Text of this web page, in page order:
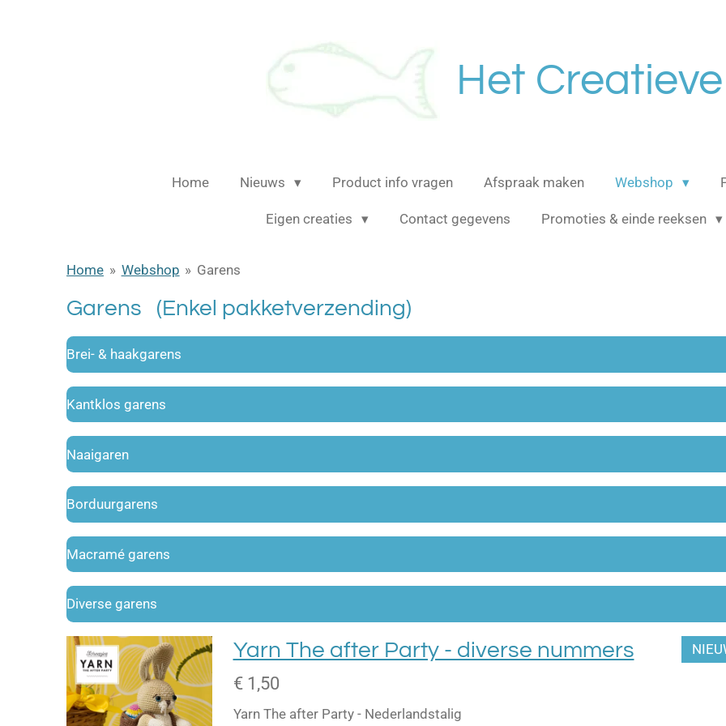
Het
Home Nieuws Product info vragen Afspraak maken Webshop
Eigen creaties Contact gegevens Promoties & einde reeksen
Home » Webshop » Garens
Garens (Enkel pakketverzending)
Brei- & haakgarens
Kantklos garens
Naaigaren
Borduurgarens
Macramé garens
Diverse garens
Yarn The after Party - diverse nummers
€ 1,50
Yarn The after Party - Nederlandstalig